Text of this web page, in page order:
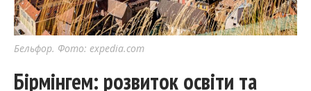
Бельфор. Фото: expedia.com
Бірмінгем: розвиток освіти та